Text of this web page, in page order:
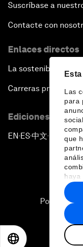
Las
para
que
haya
Suscríbase a
Contacte con
Enlaces directos
La sostenibilidad en
Carreras
Ediciones en
EN ▪ ES▪中文▪ 日本語
Política de
2026